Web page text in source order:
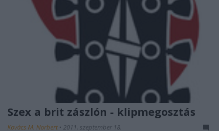
Szex a brit zászlón - klipmegosztás
Kovács M. Norbert • 2011. szeptember 18.